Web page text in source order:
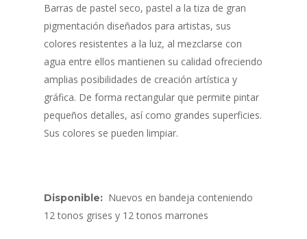
Barras de pastel seco, pastel a la tiza de gran
pigmentación diseñados para artistas, sus
colores resistentes a la luz, al mezclarse con
agua entre ellos mantienen su calidad ofreciendo
amplias posibilidades de creación artística y
gráfica. De forma rectangular que permite pintar
pequeños detalles, así como grandes superficies.
Sus colores se pueden limpiar.
Disponible: Nuevos en bandeja conteniendo
12 tonos grises y 12 tonos marrones